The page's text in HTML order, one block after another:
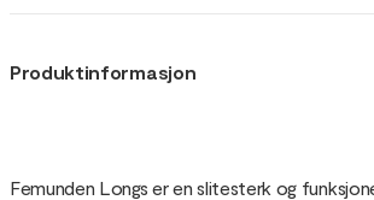
Produktinformasjon
Femunden Longs er en slitesterk og